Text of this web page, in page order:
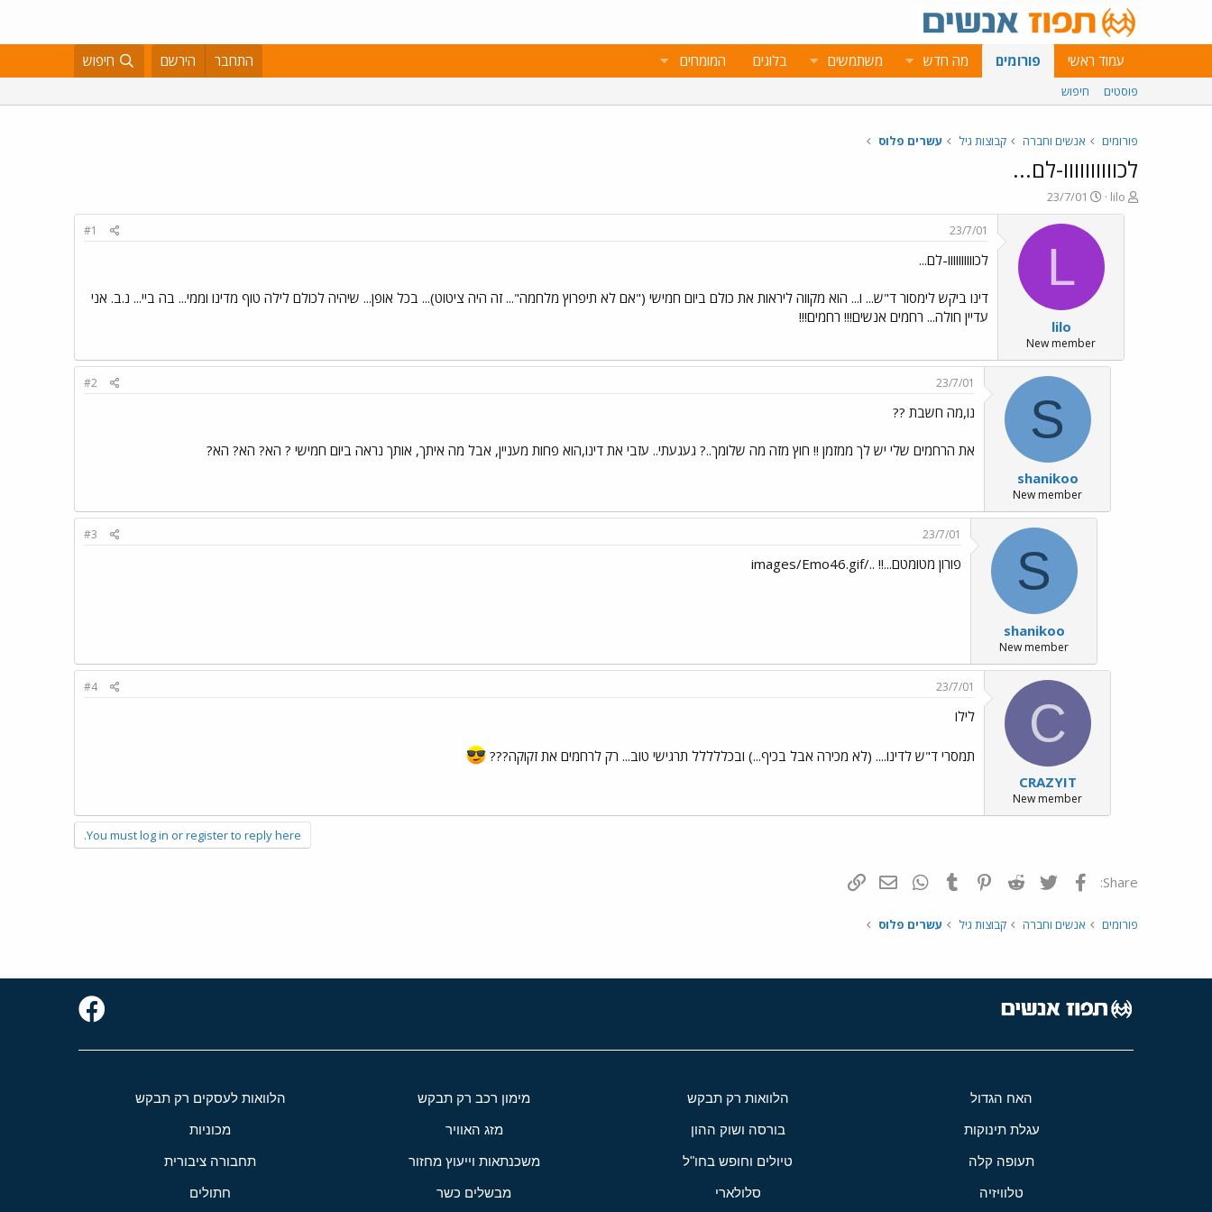
עמוד ראשי פורומים מה חדש משתמשים בלוגים המומחים התחבר הירשם חיפוש
פוסטים חיפוש
פורומים אנשים וחברה קבוצות גיל עשרים פלוס
לכוווווווווו-לם...
פ
ו
lilo
פ
ו
ר
א
י
ך
23/7/01
L
lilo
New member
23/7/01
#1
לכוווווווווו-לם...
דינו ביקש לימסור ד"ש... ו... הוא מקווה ליראות את כולם ביום חמישי ("אם לא תיפרוץ מלחמה"... זה היה ציטוט)... בכל אופן... שיהיה לכולם לילה טוף מדינו וממי... בה ביי... נ.ב. אני
עדיין חולה... רחמים אנשים!!! רחמים!!!
S
shanikoo
New member
23/7/01
#2
נו,מה חשבת ??
את הרחמים שלי יש לך ממזמן !! חוץ מזה מה שלומך..? געגעתי.. עזבי את דינו,הוא פחות מעניין, אבל מה איתך, אותך נראה ביום חמישי ? הא? הא? הא?
S
shanikoo
New member
23/7/01
#3
פורון מטומטם...!! ../images/Emo46.gif
C
CRAZYIT
New member
23/7/01
#4
לילו
תמסרי ד"ש לדינו.... (לא מכירה אבל בכיף...) ובכללללל תרגישי טוב... רק לרחמים את זקוקה???
You must log in or register to reply here.
Share: פייסבוק Twitter
Reddit
Pinterest
Tumblr
WhatsAppדואר אלקטרוני
פורומים אנשים וחברה קבוצות גיל עשרים פלוס
האח הגדול הלוואות רק תבקש מימון רכב רק תבקש הלוואות לעסקים רק תבקש
עגלת תינוקות בורסה ושוק ההון מזג האוויר מכוניות
תעופה קלה טיולים וחופש בחו"ל משכנתאות וייעוץ מחזור תחבורה ציבורית
טלוויזיה סלולארי מבשלים כשר חתולים